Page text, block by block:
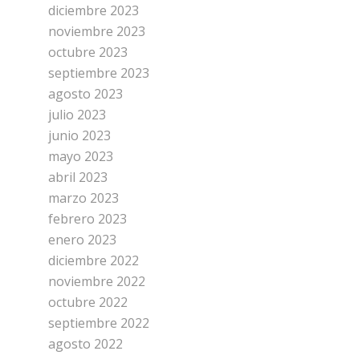
diciembre 2023
noviembre 2023
octubre 2023
septiembre 2023
agosto 2023
julio 2023
junio 2023
mayo 2023
abril 2023
marzo 2023
febrero 2023
enero 2023
diciembre 2022
noviembre 2022
octubre 2022
septiembre 2022
agosto 2022